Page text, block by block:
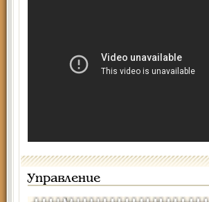
Управление